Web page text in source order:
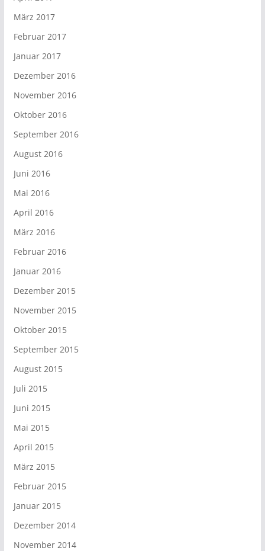
März 2017
Februar 2017
Januar 2017
Dezember 2016
November 2016
Oktober 2016
September 2016
August 2016
Juni 2016
Mai 2016
April 2016
März 2016
Februar 2016
Januar 2016
Dezember 2015
November 2015
Oktober 2015
September 2015
August 2015
Juli 2015
Juni 2015
Mai 2015
April 2015
März 2015
Februar 2015
Januar 2015
Dezember 2014
November 2014